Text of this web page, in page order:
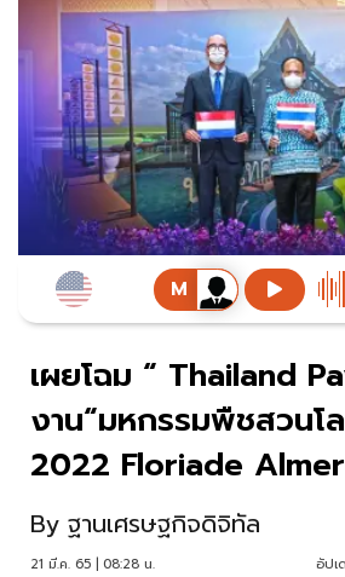
เผยโฉม “ Thailand
งาน“มหกรรมพืชสวนโ
2022 Floriade
By ฐานเศรษฐกิจดิจิทัล
21 มี.ค. 65 | 08:28 น. อัปเ